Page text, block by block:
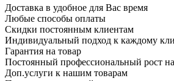
Доставка в удобное для Вас время
Любые способы оплаты
Скидки постоянным клиентам
Индивидуальный подход к каждому
Гарантия на товар
Постоянный профессиональный рост
Доп.услуги к нашим товарам